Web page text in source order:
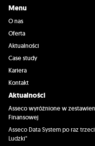
Menu
O nas
Oferta
Aktualności
Case study
Kariera
Kontakt
Aktualności
Asseco wyróżnione w
Finansowej
Asseco Data System po raz
Ludzki"